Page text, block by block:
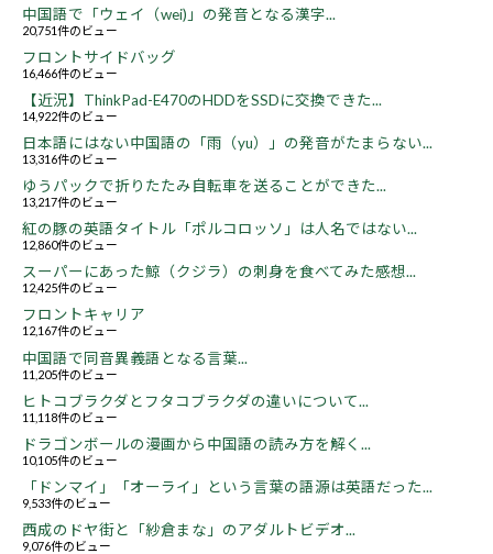
中国語で「ウェイ（wei)」の発音となる漢字...
20,751件のビュー
フロントサイドバッグ
16,466件のビュー
【近況】ThinkPad-E470のHDDをSSDに交換できた...
14,922件のビュー
日本語にはない中国語の「雨（yu）」の発音がたまらない...
13,316件のビュー
ゆうパックで折りたたみ自転車を送ることができた...
13,217件のビュー
紅の豚の英語タイトル「ポルコロッソ」は人名ではない...
12,860件のビュー
スーパーにあった鯨（クジラ）の刺身を食べてみた感想...
12,425件のビュー
フロントキャリア
12,167件のビュー
中国語で同音異義語となる言葉...
11,205件のビュー
ヒトコブラクダとフタコブラクダの違いについて...
11,118件のビュー
ドラゴンボールの漫画から中国語の読み方を解く...
10,105件のビュー
「ドンマイ」「オーライ」という言葉の語源は英語だった...
9,533件のビュー
西成のドヤ街と「紗倉まな」のアダルトビデオ...
9,076件のビュー